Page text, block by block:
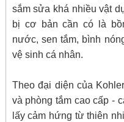
sắm sửa khá nhiều vật
bị cơ bản cần có là
nước, sen tắm, bình
vệ sinh cá nhân.
Theo đại diện của
và phòng tắm cao cấp -
lấy cảm hứng từ thiên